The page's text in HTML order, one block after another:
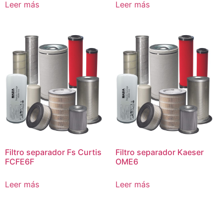
Leer más Leer más
Filtro separador Fs Curtis
FCFE6F
Leer más
Filtro separador Kaeser
OME6
Leer más